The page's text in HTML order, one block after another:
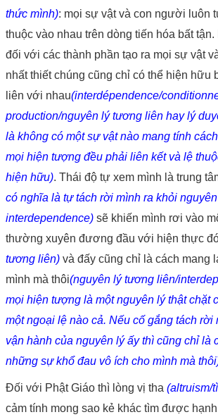
thức mình): mọi sự vật và con người luôn
thuộc vào nhau trên dòng tiến hóa bất
đối với các thành phần tạo ra mọi sự vật
nhất thiết chúng cũng chỉ có thể hiện hữu
liên với nhau(interdépendence/
production/nguyên lý tương liên hay lý
là không có một sự vật nào mang tính
mọi hiện tượng đều phải liên kết và lệ
hiện hữu). Thái độ tự xem mình là trung
có nghĩa là tự tách rời mình ra khỏi
interdependence) sẽ khiến mình rơi vào
thường xuyên đương đầu với hiện thực
tương liên) và đấy cũng chỉ là cách mang
mình mà thôi(nguyên lý tương liên/
mọi hiện tượng là một nguyên lý thật chặt
một ngoại lệ nào cả. Nếu cố gắng tách rời
vận hành của nguyên lý ấy thì cũng chỉ là
những sự khổ đau vô ích cho mình mà
Đối với Phật Giáo thì lòng vị tha (altruism/
cảm tính mong sao kẻ khác tìm được